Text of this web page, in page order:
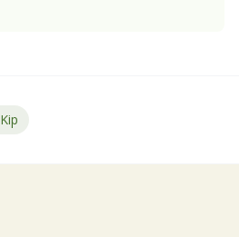
Kip